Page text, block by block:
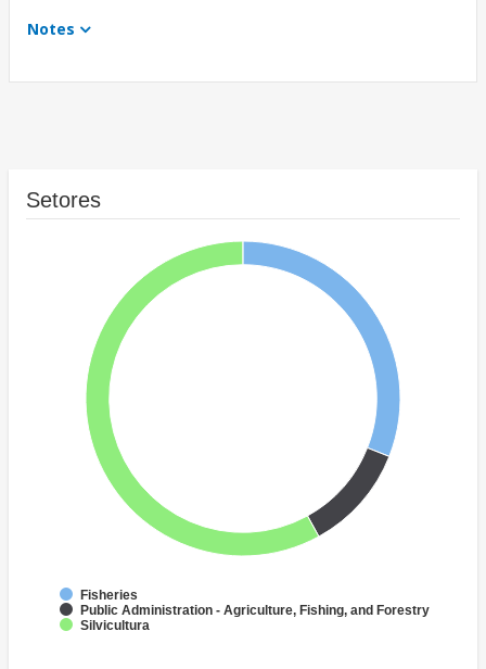
Notes
Setores
Fisheries
Public Administration - Agriculture, Fishing, and Forestry
Silvicultura